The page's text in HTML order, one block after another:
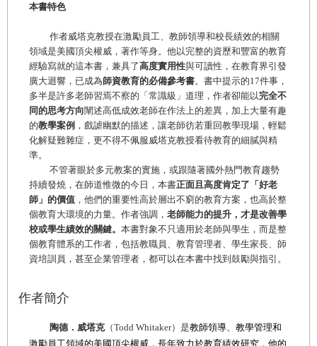
本書特色
作者威塔克教授在激勵員工、教師領導和校長績效的相關
領域是美國頂尖權威，著作等身。他以完整的資歷和豐富的教育
經驗寫就的這本書，兼具了高度實用性與可讀性，在教育界引發
廣大迴響，已成為師資教育的必備參考書。 書中提示的17件事，
多半是許多老師習焉不察的「常識級」道理，作者卻能以完全不
同的思考方向闡述高低成效老師在作法上的差異，加上大量有趣
的教學案例 ，戲謔幽默的描述，讓老師彷若重回教學現場，輕鬆
化解疑難雜症，更不得不佩服威塔克教授看待教育的細膩與精
準。
不管著眼於多元教案的實施，或跟隨著國外熱門教育趨勢
持續發燒， 在師道惟微的今日，本書正面且高度肯定了「好老
師」的價值 ，他們的重要性高於層出不窮的教育方案，也高於整
個教育大環境的力量。作者強調， 老師能力的提升，才是改善學
校或學生績效的關鍵。 本書對象不只適用於老師與學生，而是整
個教育體系的工作者，包括教職員、教育管理者、學生家長、師
資培訓員，甚至企業管理者，都可以在本書中找到鼓勵與指引。
作者簡介
陶德．威塔克（Todd Whitaker）是教師領導、教學管理和
激勵員工領域的美國頂尖權威，長年致力於教育績效研究，他的